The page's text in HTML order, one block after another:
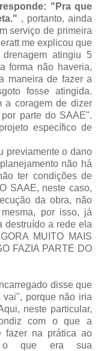
"Pra que
, portanto, ainda
serviço de primeira
me explicou que
atingiu 5
forma não haveria,
maneira de fazer a
fosse atingida.
a coragem de dizer
parte do SAAE".
específico de
previamente o dano
não há
ter condições de
SAAE, neste caso,
da obra, não
por isso, já
destruído a rede ela
MUITO MAIS
FAZIA PARTE DO
disse que
porque não iria
neste particular,
com o que a
fazer na prática ao
o que era sua